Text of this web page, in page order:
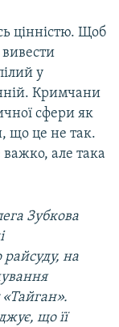
цінністю. Щоб
вивести
у
Кримчани
сфери як
що це не так.
але така
Зубкова
райсуду, на
«Тайган».
що її